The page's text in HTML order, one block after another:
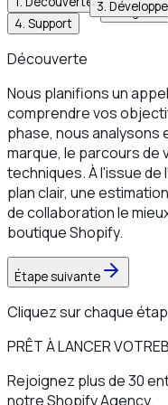
Design
3.
4. Support
Découverte
Nous planifions un
comprendre vos
phase, nous
marque, le parcours de
techniques. À l'issue
plan clair, une
de collaboration le
boutique Shopify.
Étape suivante
Cliquez sur chaque
PRÊT À LANCER VOTRE
Rejoignez plus de 30
notre Shopify Agency.